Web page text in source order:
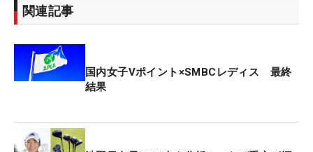
関連記事
国内女子Vポイント×SMBCレディス 最終
結果